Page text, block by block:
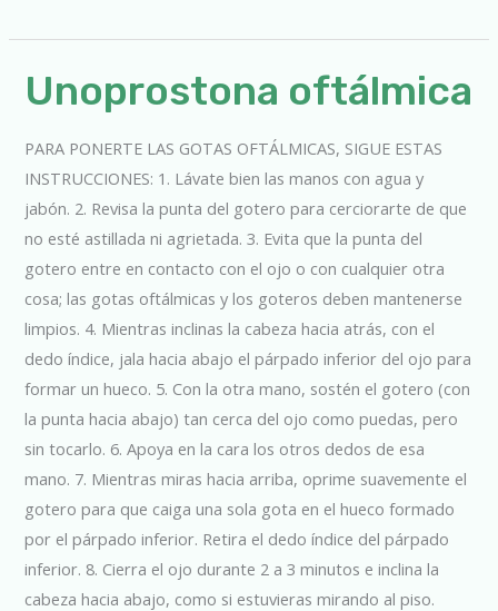
Unoprostona oftálmica
PARA PONERTE LAS GOTAS OFTÁLMICAS, SIGUE ESTAS
INSTRUCCIONES: 1. Lávate bien las manos con agua y
jabón. 2. Revisa la punta del gotero para cerciorarte de que
no esté astillada ni agrietada. 3. Evita que la punta del
gotero entre en contacto con el ojo o con cualquier otra
cosa; las gotas oftálmicas y los goteros deben mantenerse
limpios. 4. Mientras inclinas la cabeza hacia atrás, con el
dedo índice, jala hacia abajo el párpado inferior del ojo para
formar un hueco. 5. Con la otra mano, sostén el gotero (con
la punta hacia abajo) tan cerca del ojo como puedas, pero
sin tocarlo. 6. Apoya en la cara los otros dedos de esa
mano. 7. Mientras miras hacia arriba, oprime suavemente el
gotero para que caiga una sola gota en el hueco formado
por el párpado inferior. Retira el dedo índice del párpado
inferior. 8. Cierra el ojo durante 2 a 3 minutos e inclina la
cabeza hacia abajo, como si estuvieras mirando al piso.
Unoprostona
oftálmica